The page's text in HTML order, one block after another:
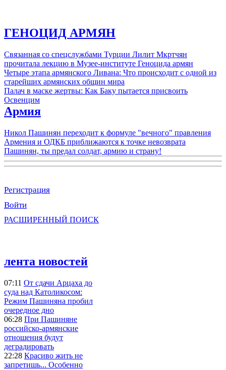
ГЕНОЦИД АРМЯН
Связанная со спецслужбами Турции Лилит Мкртчян
прочитала лекцию в Музее-институте Геноцида армян
Четыре этапа армянского Ливана: Что происходит с одной из
старейших армянских общин мира
Палач в маске жертвы: Как Баку пытается присвоить
Освенцим
Армия
Никол Пашинян переходит к формуле "вечного" правления
Армения и ОДКБ приближаются к точке невозврата
Пашинян, ты предал солдат, армию и страну!
Регистрация
Войти
РАСШИРЕННЫЙ ПОИСК
лента новостей
07:11 От сдачи Арцаха до
суда над Католикосом:
Режим Пашиняна пробил
очередное дно
06:28 При Пашиняне
российско-армянские
отношения будут
деградировать
22:28 Красиво жить не
запретишь... Особенно